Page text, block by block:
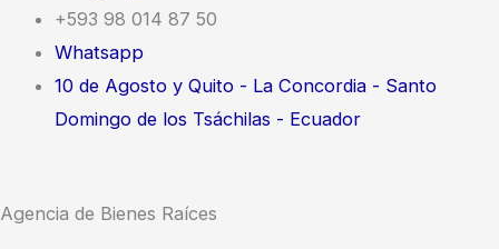
+593 98 014 87 50
Whatsapp
10 de Agosto y Quito - La Concordia - Santo
Domingo de los Tsáchilas - Ecuador
Agencia de Bienes Raíces